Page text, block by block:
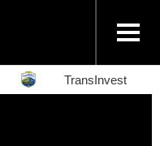
TransInvest